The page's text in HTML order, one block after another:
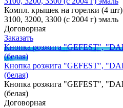
Компл. крышек на горелки (4 шт)
3100, 3200, 3300 (с 2004 г) эмаль
Договорная
Заказать
Кнопка розжига "GEFEST",
(белая)
Кнопка розжига "GEFEST",
(белая)
Кнопка розжига "GEFEST",
(белая)
Договорная